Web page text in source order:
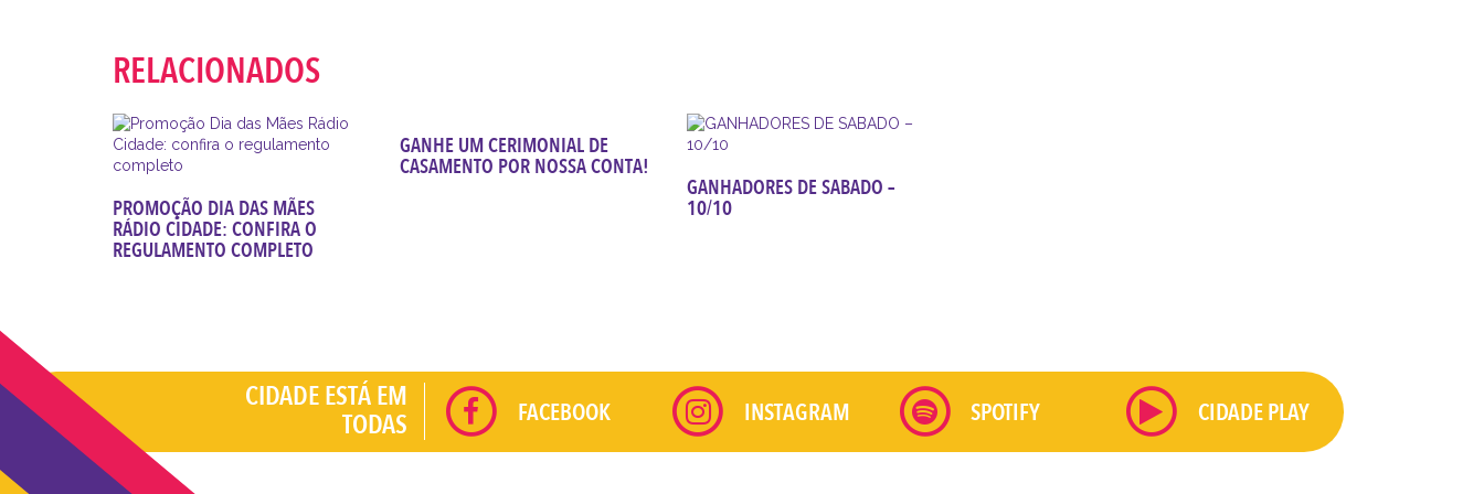
RELACIONADOS
PROMOÇÃO DIA DAS MÃES
RÁDIO CIDADE: CONFIRA O
REGULAMENTO COMPLETO
GANHE UM CERIMONIAL DE
CASAMENTO POR NOSSA CONTA!
GANHADORES DE SABADO –
10/10
CIDADE ESTÁ EM
TODAS FACEBOOK INSTAGRAM SPOTIFY CIDADE PLAY